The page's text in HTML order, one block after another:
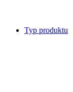
Typ produktu